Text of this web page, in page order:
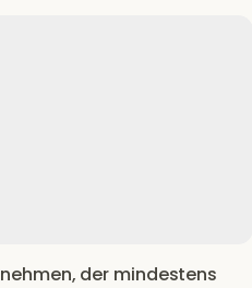
der mindestens